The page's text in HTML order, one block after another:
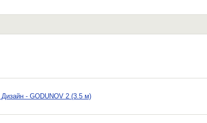
- GODUNOV 2 (3.5 м)